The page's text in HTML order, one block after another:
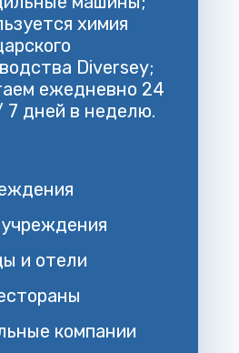
химия
Diversey;
ежедневно 24
7 дней в неделю.
и отели
компании